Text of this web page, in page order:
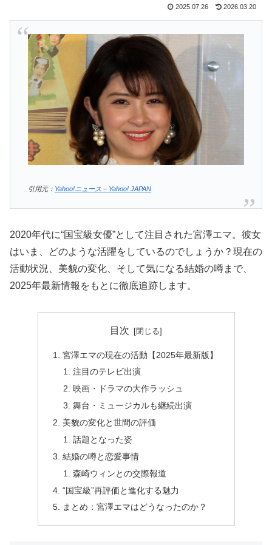
2025.07.26 2026.03.20
引用元： Yahoo!ニュース – Yahoo! JAPAN
2020年代に“国宝級女優”として注目された宮澤エマ。彼女
はいま、どのような活躍をしているのでしょうか？現在の
活動状況、美貌の変化、そして気になる結婚の噂まで、
2025年最新情報をもとに徹底追跡します。
目次
宮澤エマの現在の活動【2025年最新版】
注目のテレビ出演
映画・ドラマの大作ラッシュ
舞台・ミュージカルも継続出演
美貌の変化と世間の評価
話題となった姿
結婚の噂と恋愛事情
森崎ウィンとの交際報道
“国宝級”再評価と進化する魅力
まとめ：宮澤エマはどうなったのか？